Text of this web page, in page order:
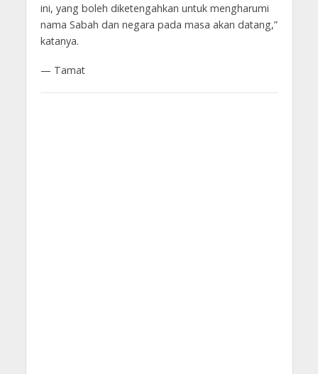
ini, yang boleh diketengahkan untuk mengharumi
nama Sabah dan negara pada masa akan datang,”
katanya.
— Tamat